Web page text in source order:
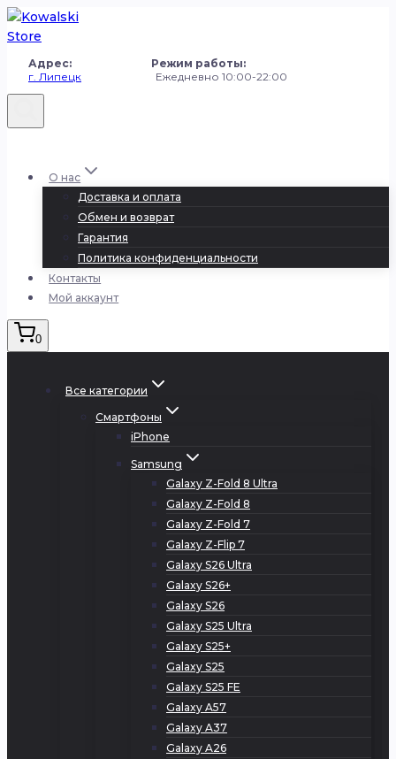
Перейти
к
Адрес: Режим работы:
г. Липецк Ежедневно 10:00-22:00
О нас
Доставка и оплата
Обмен и возврат
Гарантия
Политика конфиденциальности
Контакты
Мой аккаунт
0
Все категории
Смартфоны
iPhone
Samsung
Galaxy Z-Fold 8 Ultra
Galaxy Z-Fold 8
Galaxy Z-Fold 7
Galaxy Z-Flip 7
Galaxy S26 Ultra
Galaxy S26+
Galaxy S26
Galaxy S25 Ultra
Galaxy S25+
Galaxy S25
Galaxy S25 FE
Galaxy A57
Galaxy A37
Galaxy A26